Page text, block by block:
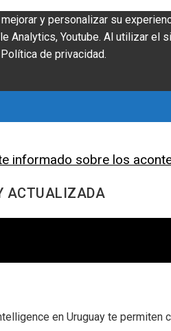
y personalizar su
Analytics, Youtube. Al utilizar
de privacidad.
informado sobre los
ACTUALIZADA
en Uruguay te